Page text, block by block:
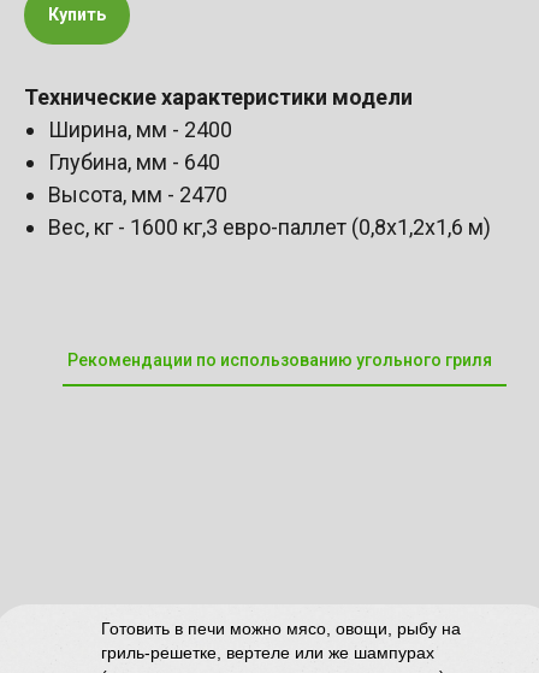
Купить
Технические характеристики модели
Ширина, мм - 2400
Глубина, мм - 640
Высота, мм - 2470
Вес, кг - 1600 кг,3 евро-паллет (0,8х1,2х1,6 м)
Рекомендации по использованию угольного гриля
Готовить в печи можно мясо, овощи, рыбу на
гриль-решетке, вертеле или же шампурах